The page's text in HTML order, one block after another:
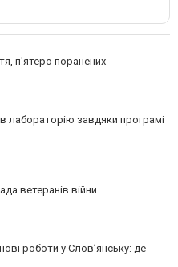
п'ятеро поранених
лабораторію завдяки програмі
ветеранів війни
роботи у Слов’янську: де